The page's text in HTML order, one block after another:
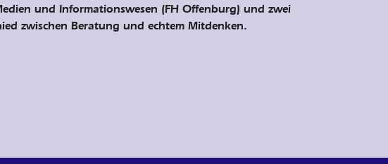
und Informationswesen (FH Offenburg) und zwei
zwischen Beratung und echtem Mitdenken.